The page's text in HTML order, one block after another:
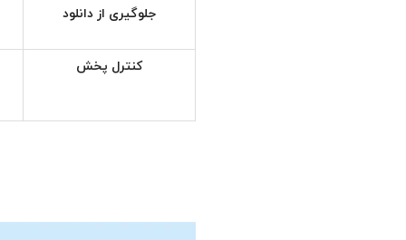
جلوگیری از دانلود
کنترل پخش